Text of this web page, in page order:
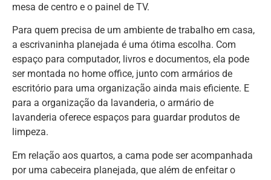
mesa de centro e o painel de TV.
Para quem precisa de um ambiente de trabalho em casa,
a escrivaninha planejada é uma ótima escolha. Com
espaço para computador, livros e documentos, ela pode
ser montada no home office, junto com armários de
escritório para uma organização ainda mais eficiente. E
para a organização da lavanderia, o armário de
lavanderia oferece espaços para guardar produtos de
limpeza.
Em relação aos quartos, a cama pode ser acompanhada
por uma cabeceira planejada, que além de enfeitar o